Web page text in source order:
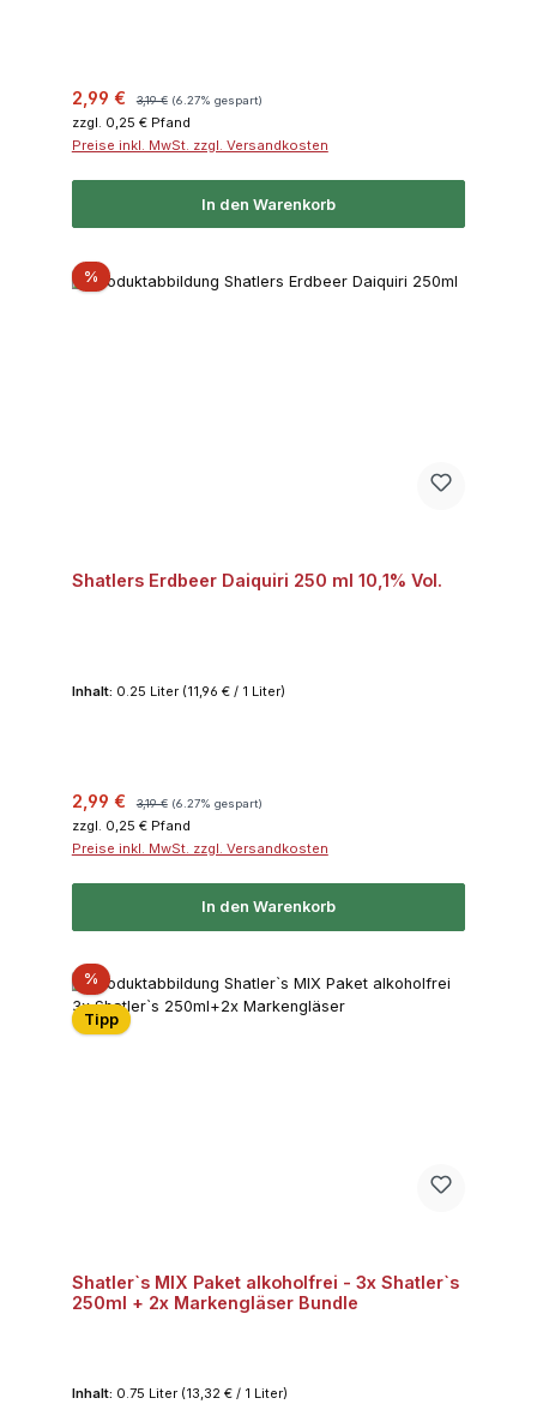
Verkaufspreis:
2,99 € Regulärer Preis:
3,19 € (6.27% gespart)
zzgl. 0,25 € Pfand
Preise inkl. MwSt. zzgl. Versandkosten
In den Warenkorb
%Rabatt
Shatlers Erdbeer Daiquiri 250 ml 10,1% Vol.
Inhalt: 0.25 Liter (11,96 € / 1 Liter)
Verkaufspreis:
2,99 € 3,19 € (6.27% gespart)
zzgl. 0,25 € Pfand
Preise inkl. MwSt. zzgl. Versandkosten
In den Warenkorb
%Rabatt
Tipp
Shatler`s MIX Paket alkoholfrei - 3x Shatler`s
250ml + 2x Markengläser Bundle
Inhalt: 0.75 Liter (13,32 € / 1 Liter)